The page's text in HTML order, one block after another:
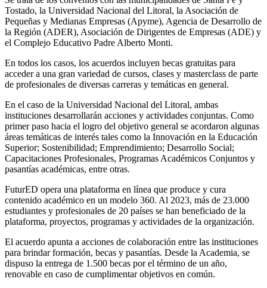
Tostado, la Universidad Nacional del Litoral, la Asociación de
Pequeñas y Medianas Empresas (Apyme), Agencia de Desarrollo de
la Región (ADER), Asociación de Dirigentes de Empresas (ADE) y
el Complejo Educativo Padre Alberto Monti.
En todos los casos, los acuerdos incluyen becas gratuitas para
acceder a una gran variedad de cursos, clases y masterclass de parte
de profesionales de diversas carreras y temáticas en general.
En el caso de la Universidad Nacional del Litoral, ambas
instituciones desarrollarán acciones y actividades conjuntas. Como
primer paso hacia el logro del objetivo general se acordaron algunas
áreas temáticas de interés tales como la Innovación en la Educación
Superior; Sostenibilidad; Emprendimiento; Desarrollo Social;
Capacitaciones Profesionales, Programas Académicos Conjuntos y
pasantías académicas, entre otras.
FuturED opera una plataforma en línea que produce y cura
contenido académico en un modelo 360. Al 2023, más de 23.000
estudiantes y profesionales de 20 países se han beneficiado de la
plataforma, proyectos, programas y actividades de la organización.
El acuerdo apunta a acciones de colaboración entre las instituciones
para brindar formación, becas y pasantías. Desde la Academia, se
dispuso la entrega de 1.500 becas por el término de un año,
renovable en caso de cumplimentar objetivos en común.